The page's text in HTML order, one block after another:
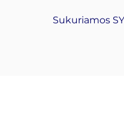
Sukuriamos